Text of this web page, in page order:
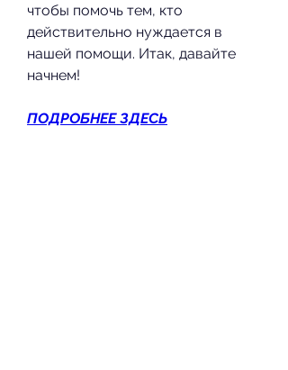
чтобы помочь тем, кто
действительно нуждается в
нашей помощи. Итак, давайте
начнем!
ПОДРОБНЕЕ ЗДЕСЬ